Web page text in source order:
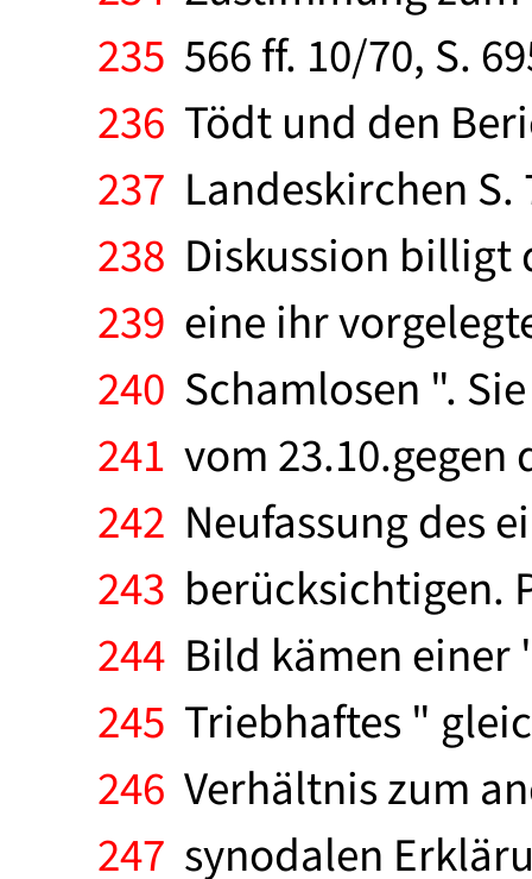
235 566 ff. 10/70, S.
236 Tödt und den
237 Landeskirchen S.
238 Diskussion billigt
239 eine ihr
240 Schamlosen ".
241 vom
242 Neufassung des
243 berücksichtigen.
244 Bild kämen einer
245 Triebhaftes "
246 Verhältnis zum
247 synodalen